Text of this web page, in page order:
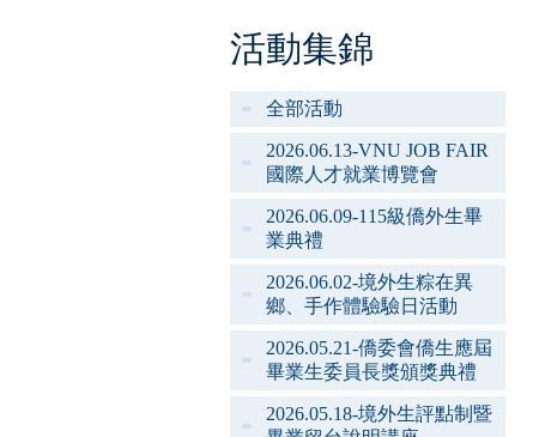
活動集錦
全部活動
2026.06.13-VNU JOB FAIR
國際人才就業博覽會
2026.06.09-115級僑外生畢
業典禮
2026.06.02-境外生粽在異
鄉、手作體驗驗日活動
2026.05.21-僑委會僑生應屆
畢業生委員長獎頒獎典禮
2026.05.18-境外生評點制暨